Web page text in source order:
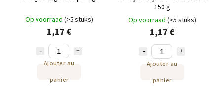
Op voorraad (>5 stuks)
1,17 €
Ajouter au
panier
150 g
Op voorraad (>5 stuks)
1,17 €
Ajouter au
panier